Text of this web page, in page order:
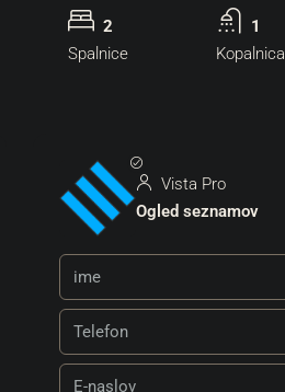
2
Spalnice
1
Kopalnica
Vista Pro
Ogled seznamov